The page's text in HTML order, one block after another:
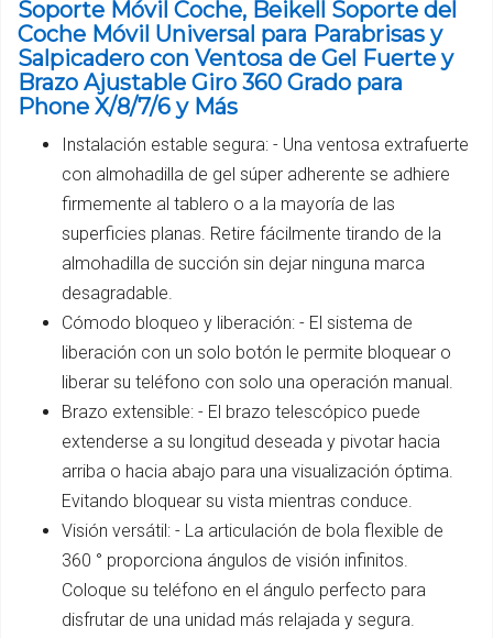
Soporte Móvil Coche, Beikell Soporte del
Coche Móvil Universal para Parabrisas y
Salpicadero con Ventosa de Gel Fuerte y
Brazo Ajustable Giro 360 Grado para
Phone X/8/7/6 y Más
Instalación estable segura: - Una ventosa extrafuerte
con almohadilla de gel súper adherente se adhiere
firmemente al tablero o a la mayoría de las
superficies planas. Retire fácilmente tirando de la
almohadilla de succión sin dejar ninguna marca
desagradable.
Cómodo bloqueo y liberación: - El sistema de
liberación con un solo botón le permite bloquear o
liberar su teléfono con solo una operación manual.
Brazo extensible: - El brazo telescópico puede
extenderse a su longitud deseada y pivotar hacia
arriba o hacia abajo para una visualización óptima.
Evitando bloquear su vista mientras conduce.
Visión versátil: - La articulación de bola flexible de
360 ° proporciona ángulos de visión infinitos.
Coloque su teléfono en el ángulo perfecto para
disfrutar de una unidad más relajada y segura.